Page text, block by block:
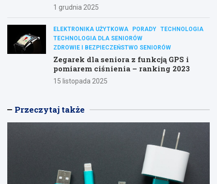
1 grudnia 2025
ELEKTRONIKA UŻYTKOWA PORADY TECHNOLOGIA
TECHNOLOGIA DLA SENIORÓW
ZDROWIE I BEZPIECZEŃSTWO SENIORÓW
Zegarek dla seniora z funkcją GPS i
pomiarem ciśnienia – ranking 2023
15 listopada 2025
Przeczytaj także